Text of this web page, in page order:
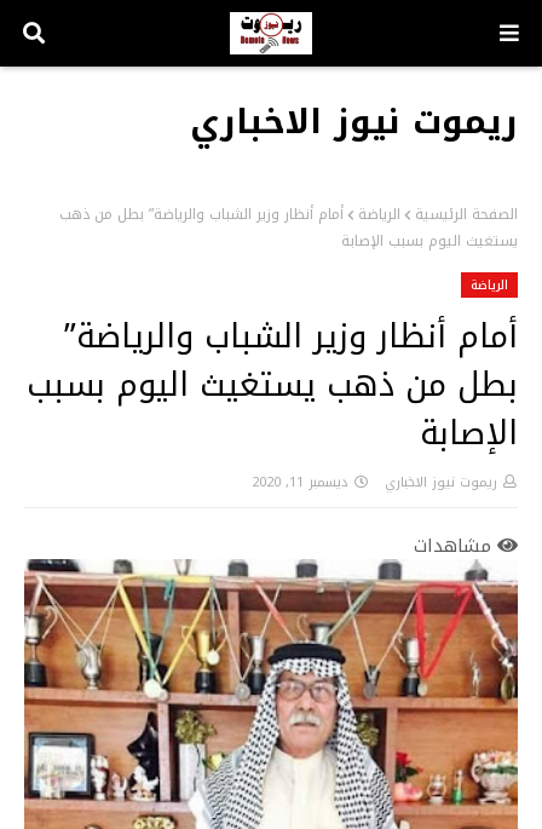
ريموت نيوز الاخباري
الصفحة الرئيسية الرياضة أمام أنظار وزير الشباب والرياضة” بطل من ذهب
يستغيث اليوم بسبب الإصابة
الرياضة
أمام أنظار وزير الشباب والرياضة”
بطل من ذهب يستغيث اليوم بسبب
الإصابة
ريموت نيوز الاخباري ديسمبر 11, 2020
مشاهدات